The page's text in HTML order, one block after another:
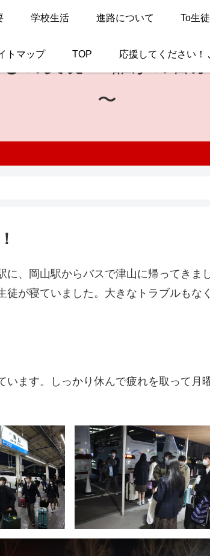
学校生活 進路について To生
トマップ TOP 応援してください！
の実現
〜 誰かの喜
〜
、岡山駅からバスで津山に帰ってきま
が寝ていました。大きなトラブルもな
ます。しっかり休んで疲れを取って月